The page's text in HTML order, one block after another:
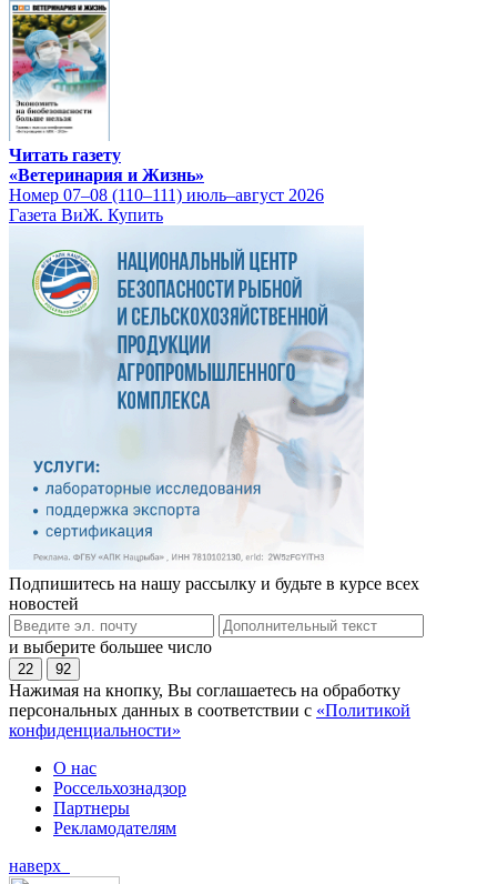
Читать газету
«Ветеринария и Жизнь»
Номер 07–08 (110–111) июль–август 2026
Газета ВиЖ. Купить
Подпишитесь на нашу рассылку и будьте в курсе всех
новостей
и выберите большее число
22 92
Нажимая на кнопку, Вы соглашаетесь на обработку
персональных данных в соответствии с «Политикой
конфиденциальности»
О нас
Россельхознадзор
Партнеры
Рекламодателям
наверх